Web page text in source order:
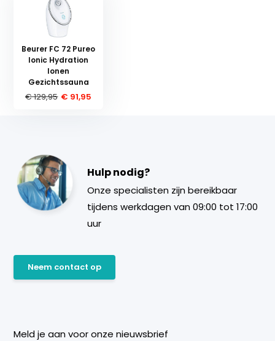
Beurer FC 72 Pureo
Ionic Hydration
Ionen
Gezichtssauna
€ 129,95 € 91,95
Hulp nodig?
Onze specialisten zijn bereikbaar
tijdens werkdagen van 09:00 tot 17:00
uur
Neem contact op
Meld je aan voor onze nieuwsbrief